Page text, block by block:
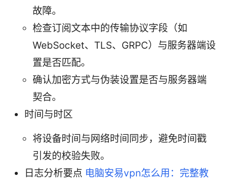
故障。
检查订阅文本中的传输协议字段（如
WebSocket、TLS、GRPC）与服务器端设
置是否匹配。
确认加密方式与伪装设置是否与服务器端
契合。
时间与时区
将设备时间与网络时间同步，避免时间戳
引发的校验失败。
日志分析要点 电脑安易vpn怎么用：完整教